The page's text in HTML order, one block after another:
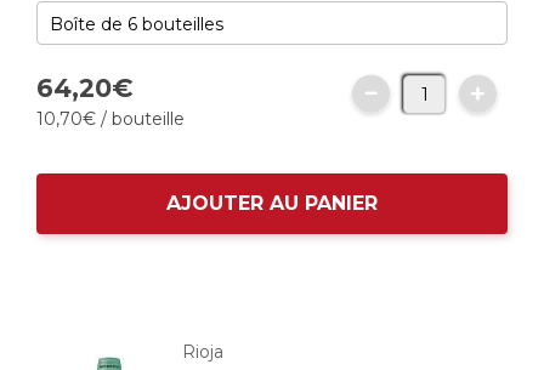
64,20€
10,70€ / bouteille
AJOUTER AU PANIER
Rioja